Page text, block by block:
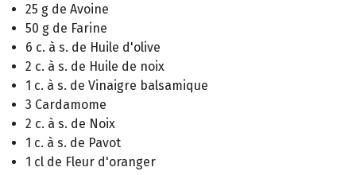
25 g de Avoine
50 g de Farine
6 c. à s. de Huile d'olive
2 c. à s. de Huile de noix
1 c. à s. de Vinaigre balsamique
3 Cardamome
2 c. à s. de Noix
1 c. à s. de Pavot
1 cl de Fleur d'oranger